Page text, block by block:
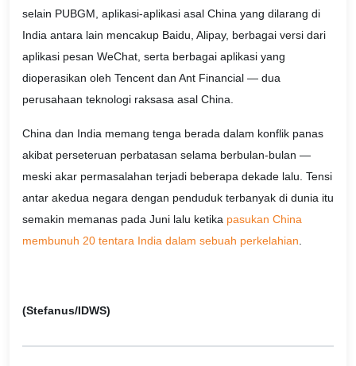
selain PUBGM, aplikasi-aplikasi asal China yang dilarang di
India antara lain mencakup Baidu, Alipay, berbagai versi dari
aplikasi pesan WeChat, serta berbagai aplikasi yang
dioperasikan oleh Tencent dan Ant Financial — dua
perusahaan teknologi raksasa asal China.
China dan India memang tenga berada dalam konflik panas
akibat perseteruan perbatasan selama berbulan-bulan —
meski akar permasalahan terjadi beberapa dekade lalu. Tensi
antar akedua negara dengan penduduk terbanyak di dunia itu
semakin memanas pada Juni lalu ketika pasukan China
membunuh 20 tentara India dalam sebuah perkelahian.
(Stefanus/IDWS)